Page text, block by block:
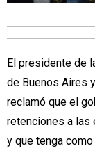
El presidente de
de Buenos Aires
reclamó que el
retenciones a las
y que tenga